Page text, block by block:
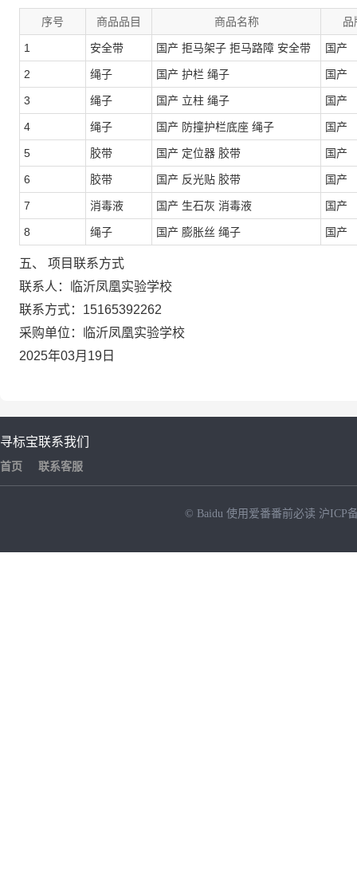
序号 商品品目 商品名称 品
1 安全带 国产 拒马架子 拒马路障 安全带 国产
2 绳子 国产 护栏 绳子 国产
3 绳子 国产 立柱 绳子 国产
4 绳子 国产 防撞护栏底座 绳子 国产
5 胶带 国产 定位器 胶带 国产
6 胶带 国产 反光贴 胶带 国产
7 消毒液 国产 生石灰 消毒液 国产
8 绳子 国产 膨胀丝 绳子 国产
五、 项目联系方式
联系人：临沂凤凰实验学校
联系方式：15165392262
采购单位：临沂凤凰实验学校
2025年03月19日
寻标宝
首页
联系我们
联系客服
© Baidu 使用爱番番前必读 沪ICP